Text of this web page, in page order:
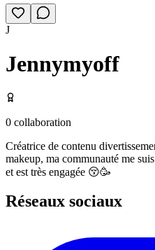
J
Jennymyoff
0 collaboration
Créatrice de contenu
makeup, ma communauté me
et est très engagée 😚🥳
Réseaux sociaux